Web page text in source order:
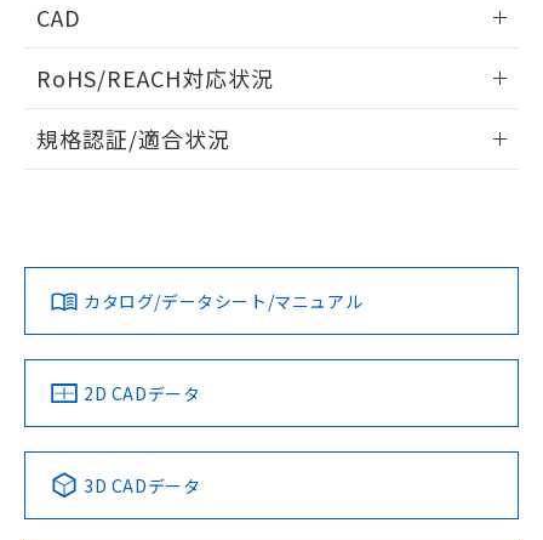
CAD
ドすることができます。
ログイン/会員登録
ダウンロードデータをご利用いただく前に、以下を必ずお読
みください。
ソフトウェアの使用条件
RoHS/REACH対応状況
EU RoHS 注意事項・凡例
対応済み
中国 RoHS 注意事項・凡例
Pb Hg Cd Cr(VI)
規格認証/適合状況
カタログ/データシート/マニュアル
2D CADデータ
3D CADデータ